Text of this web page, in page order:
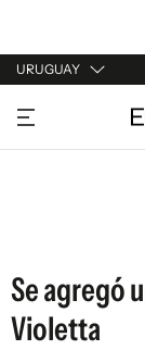
URUGUAY
URUGUAY
ARGENTINA
Se agregó
Violetta